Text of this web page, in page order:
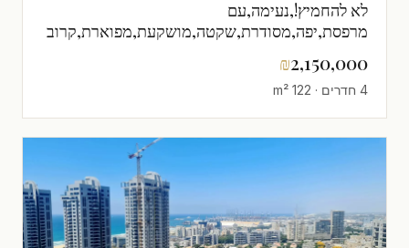
לא להחמיץ!,נעימה,עם
מרפסת,יפה,מסודרת,שקטה,מושקעת,מפוארת,קרוב
₪2,150,000
4 חדרים · 122 m²